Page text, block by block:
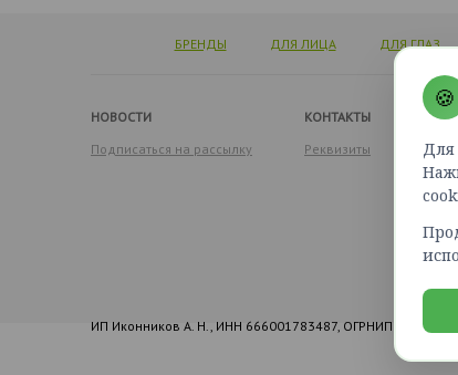
БРЕНДЫ ДЛЯ ЛИЦА ДЛЯ ГЛАЗ
НОВОСТИ
Подписаться на рассылку
КОНТАКТЫ
Реквизиты
ИП Иконников А. Н., ИНН 666001783487, ОГРНИП
🍪
Для